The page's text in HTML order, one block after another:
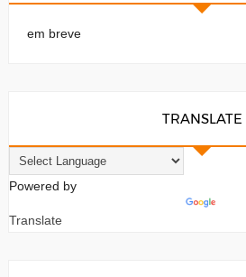
em breve
TRANSLATE
Powered by
Translate